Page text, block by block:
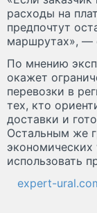
расходы на
предпочтут
маршрутах», —
По мнению
окажет
перевозки в
тех, кто
доставки и
Остальным же
использовать
expert-